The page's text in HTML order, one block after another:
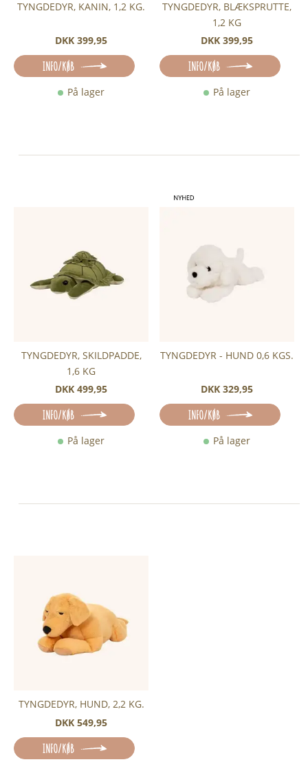
TYNGDEDYR, KANIN, 1,2 KG.
DKK 399,95
INFO/KØB
På lager
TYNGDEDYR, BLÆKSPRUTTE,
1,2 KG
DKK 399,95
INFO/KØB
På lager
TYNGDEDYR, SKILDPADDE,
1,6 KG
DKK 499,95
INFO/KØB
På lager
TYNGDEDYR - HUND 0,6 KGS.
DKK 329,95
INFO/KØB
På lager
TYNGDEDYR, HUND, 2,2 KG.
DKK 549,95
INFO/KØB